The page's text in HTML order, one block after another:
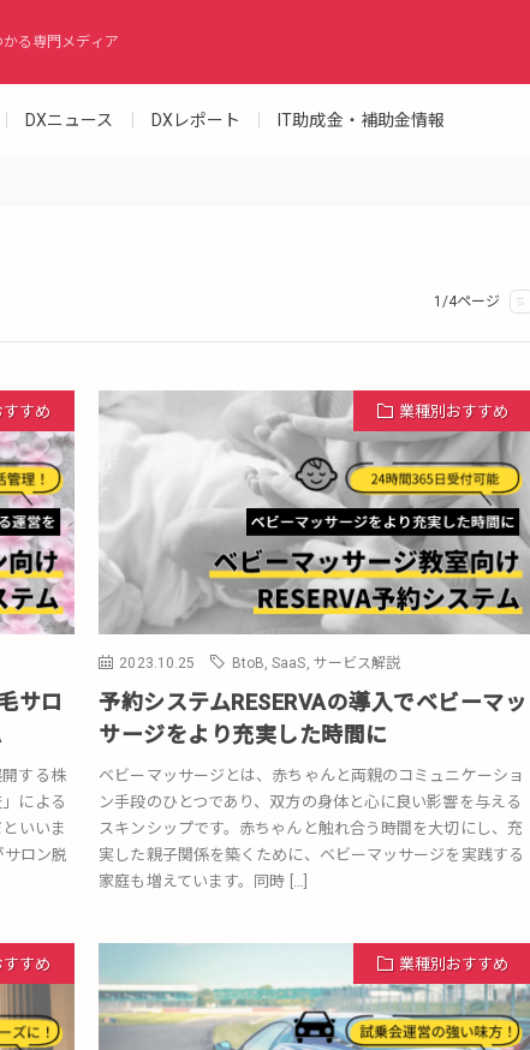
る専門メディア
DXニュース DXレポート IT助成金・補助金情報
1/4ページ >
すすめ
サロ
する株
による
いいま
ロン脱
業種別おすすめ
2023.10.25 BtoB,SaaS, サービス解説
予約システムRESERVAの導入でベビーマッ
サージをより充実した時間に
ベビーマッサージとは、赤ちゃんと両親のコミュニケーショ
ン手段のひとつであり、双方の身体と心に良い影響を与える
スキンシップです。赤ちゃんと触れ合う時間を大切にし、充
実した親子関係を築くために、ベビーマッサージを実践する
家庭も増えています。同時 […]
すすめ 業種別おすすめ